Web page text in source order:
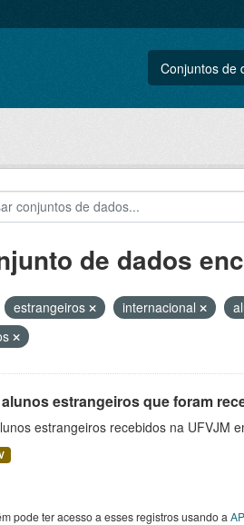
Conjuntos de
de dados
estrangeiros internacional
estrangeiros que foram
estrangeiros recebidos na UFVJM
pode ter acesso a esses registros usando a